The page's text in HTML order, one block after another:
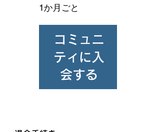
1か月ごと
コミュニ
ティに入
会する